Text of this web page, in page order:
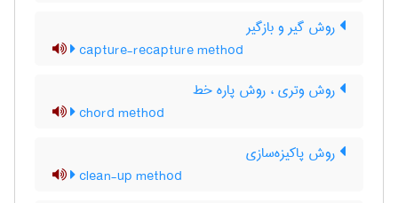
روش گیر و بازگیر
capture-recapture method
روش وتری ، روش پاره خط
chord method
روش پاکیزه‌سازی
clean-up method